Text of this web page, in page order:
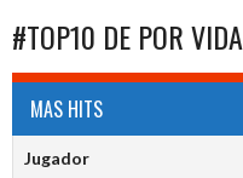
#TOP10 DE POR VIDA
MAS HITS
Jugador